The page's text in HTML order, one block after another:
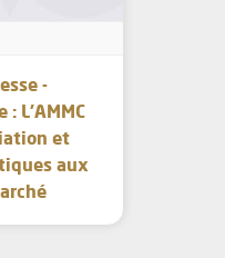
-
L’AMMC
et
aux